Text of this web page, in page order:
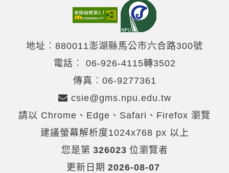
地址︰880011澎湖縣馬公市六合路300號
電話︰ 06-926-4115轉3502
傳真︰06-9277361
csie@gms.npu.edu.tw
請以 Chrome、Edge、Safari、Firefox 瀏覽
建議螢幕解析度1024x768 px 以上
您是第 326023 位瀏覽者
更新日期 2026-08-07